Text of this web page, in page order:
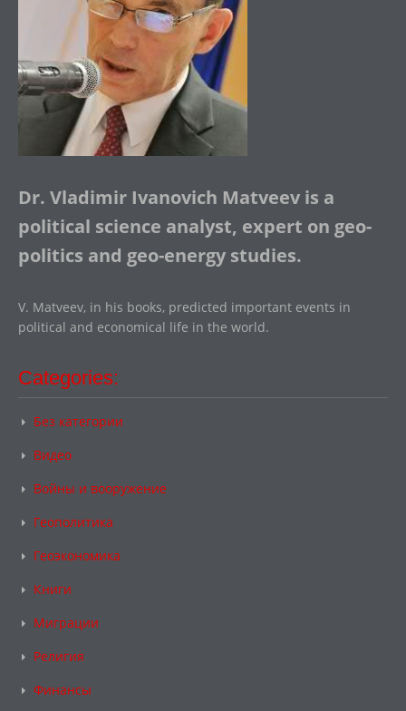
Dr. Vladimir Ivanovich Matveev is a
political science analyst, expert on geo-
politics and geo-energy studies.
V. Matveev, in his books, predicted important events in
political and economical life in the world.
Categories:
Без категории
Видео
Войны и вооружение
Геополитика
Геоэкономика
Книги
Миграции
Религия
Финансы